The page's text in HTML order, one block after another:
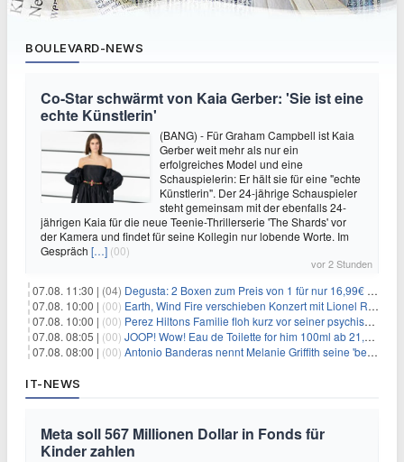
BOULEVARD-NEWS
Co-Star schwärmt von Kaia Gerber: 'Sie ist eine
echte Künstlerin'
(BANG) - Für Graham Campbell ist Kaia
Gerber weit mehr als nur ein
erfolgreiches Model und eine
Schauspielerin: Er hält sie für eine "echte
Künstlerin". Der 24-jährige Schauspieler
steht gemeinsam mit der ebenfalls 24-
jährigen Kaia für die neue Teenie-Thrillerserie 'The Shards' vor
der Kamera und findet für seine Kollegin nur lobende Worte. Im
Gespräch […] (00)
vor 2 Stunden
07.08. 11:30 | (04) Degusta: 2 Boxen zum Preis von 1 für nur 16,99€ inkl. Versand
07.08. 10:00 | (00) Earth, Wind Fire verschieben Konzert mit Lionel Richie nach medizinischem Notfall
07.08. 10:00 | (00) Perez Hiltons Familie floh kurz vor seiner psychischen Krise aus dem Haus
07.08. 08:05 | (00) JOOP! Wow! Eau de Toilette for him 100ml ab 21,84€ im Sparabo
07.08. 08:00 | (00) Antonio Banderas nennt Melanie Griffith seine 'beste Freundin'
IT-NEWS
Meta soll 567 Millionen Dollar in Fonds für
Kinder zahlen